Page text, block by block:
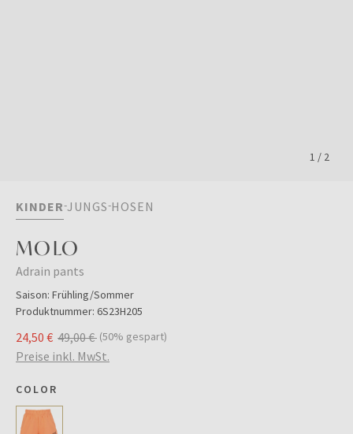
1 / 2
KINDER JUNGS HOSEN
MOLO
Adrain pants
Saison: Frühling/Sommer
Produktnummer: 6S23H205
24,50 € 49,00 € (50% gespart)
Preise inkl. MwSt.
COLOR